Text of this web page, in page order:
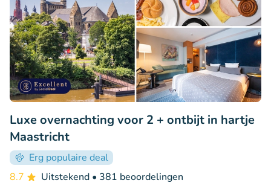
Luxe overnachting voor 2 + ontbijt in hartje
Maastricht
Erg populaire deal
8.7
Uitstekend • 381 beoordelingen